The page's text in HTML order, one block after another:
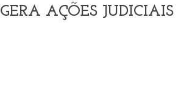
GERA AÇÕES JUDICIAIS